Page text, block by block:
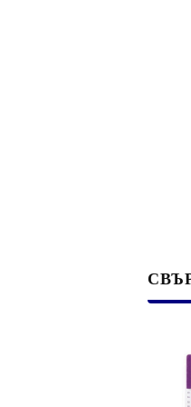
VERSACRAFT -
Тебеширено
BRILLIANCE -